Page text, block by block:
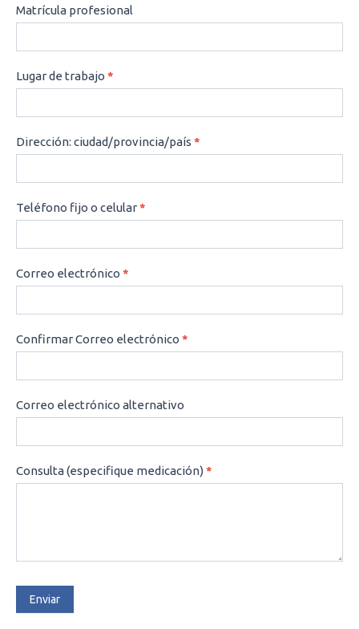
Matrícula profesional
Lugar de trabajo *
Dirección: ciudad/provincia/país *
Teléfono fijo o celular*
Correo electrónico *
Confirmar Correo electrónico *
Correo electrónico alternativo
Consulta (especifique medicación)*
Enviar